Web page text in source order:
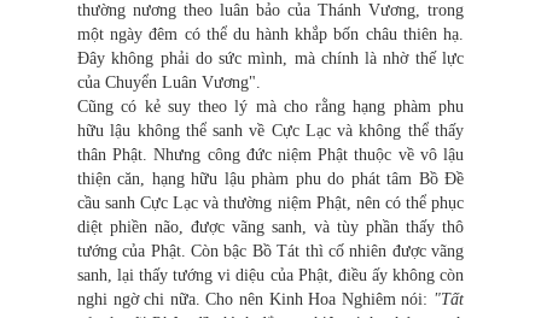
thường nương theo luân bảo của Thánh Vương, trong
một ngày đêm có thể du hành khắp bốn châu thiên hạ.
Đây không phải do sức mình, mà chính là nhờ thế lực
của Chuyển Luân Vương".
Cũng có kẻ suy theo lý mà cho rằng hạng phàm phu
hữu lậu không thể sanh về Cực Lạc và không thể thấy
thân Phật. Nhưng công đức niệm Phật thuộc về vô lậu
thiện căn, hạng hữu lậu phàm phu do phát tâm Bồ Đề
cầu sanh Cực Lạc và thường niệm Phật, nên có thể phục
diệt phiền não, được vãng sanh, và tùy phần thấy thô
tướng của Phật. Còn bậc Bồ Tát thì cố nhiên được vãng
sanh, lại thấy tướng vi diệu của Phật, điều ấy không còn
nghi ngờ chi nữa. Cho nên Kinh Hoa Nghiêm nói: "Tất